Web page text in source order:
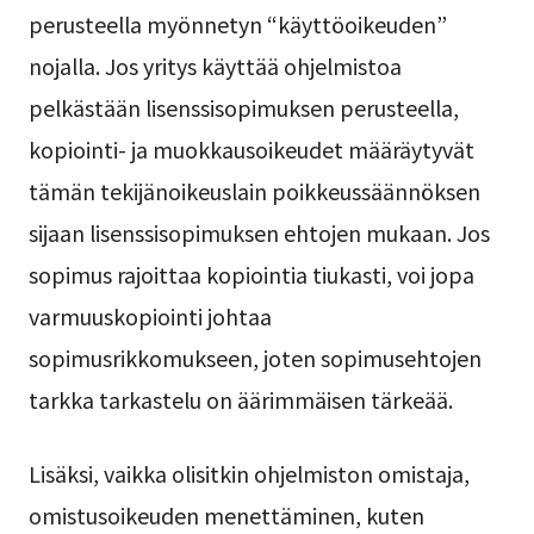
perusteella myönnetyn “käyttöoikeuden”
nojalla. Jos yritys käyttää ohjelmistoa
pelkästään lisenssisopimuksen perusteella,
kopiointi- ja muokkausoikeudet määräytyvät
tämän tekijänoikeuslain poikkeussäännöksen
sijaan lisenssisopimuksen ehtojen mukaan. Jos
sopimus rajoittaa kopiointia tiukasti, voi jopa
varmuuskopiointi johtaa
sopimusrikkomukseen, joten sopimusehtojen
tarkka tarkastelu on äärimmäisen tärkeää.
Lisäksi, vaikka olisitkin ohjelmiston omistaja,
omistusoikeuden menettäminen, kuten